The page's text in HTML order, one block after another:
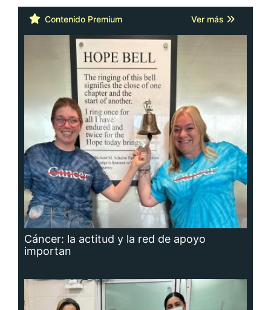
Contenido Premium Ver más
Cáncer: la actitud y la red de apoyo
importan